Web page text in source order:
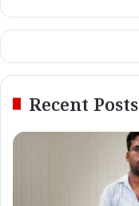
Recent Posts